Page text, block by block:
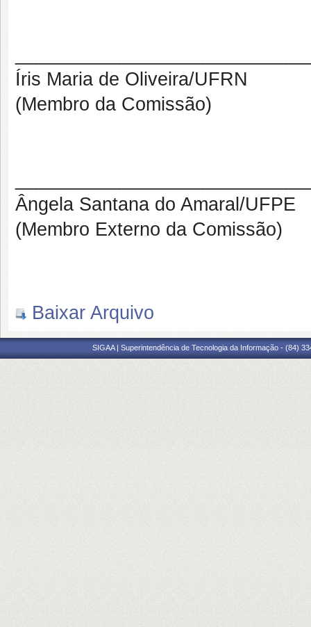
Íris Maria de Oliveira/UFRN
(Membro da Comissão)
Ângela Santana do Amaral/UFPE
(Membro Externo da Comissão)
Baixar Arquivo
SIGAA | Superintendência de Tecnologia da Informação - (84)